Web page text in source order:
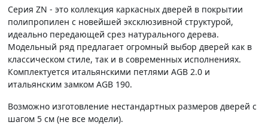
Серия ZN - это коллекция каркасных дверей в покрытии
полипропилен с новейшей эксклюзивной структурой,
идеально передающей срез натурального дерева.
Модельный ряд предлагает огромный выбор дверей как в
классическом стиле, так и в современных исполнениях.
Комплектуется итальянскими петлями AGB 2.0 и
итальянским замком AGB 190.
Возможно изготовление нестандартных размеров дверей с
шагом 5 см (не все модели).